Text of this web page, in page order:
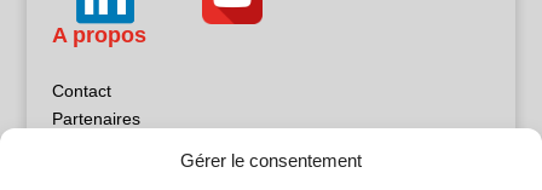
Gérer le consentement
A propos
Contact
Partenaires